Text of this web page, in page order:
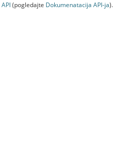
API(pogledajte Dokumenаtаcijа API-jа).